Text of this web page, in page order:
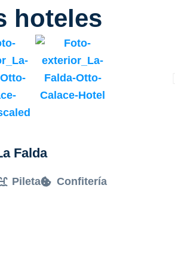
hoteles
Falda
Pileta Confitería